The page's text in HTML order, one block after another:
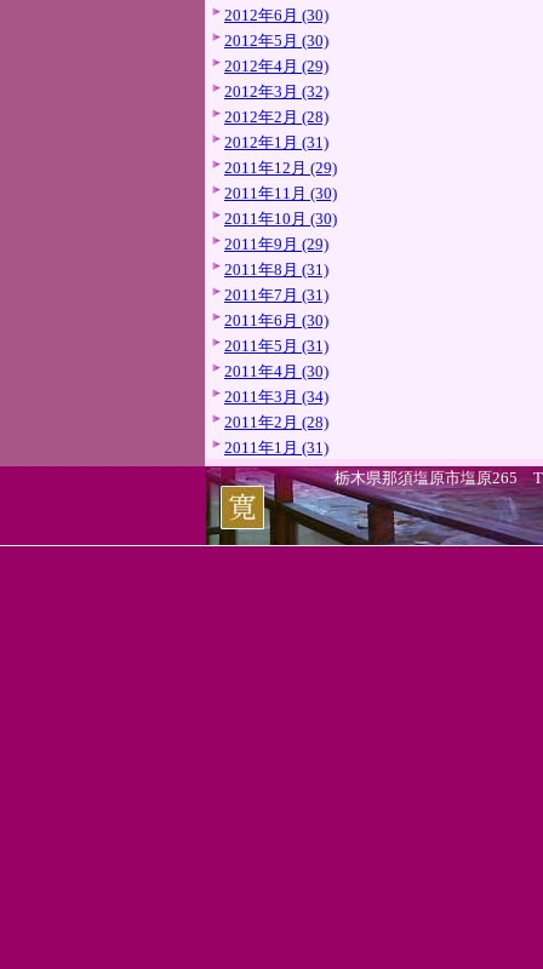
2012年6月 (30)
2012年5月 (30)
2012年4月 (29)
2012年3月 (32)
2012年2月 (28)
2012年1月 (31)
2011年12月 (29)
2011年11月 (30)
2011年10月 (30)
2011年9月 (29)
2011年8月 (31)
2011年7月 (31)
2011年6月 (30)
2011年5月 (31)
2011年4月 (30)
2011年3月 (34)
2011年2月 (28)
2011年1月 (31)
栃木県那須塩原市塩原265